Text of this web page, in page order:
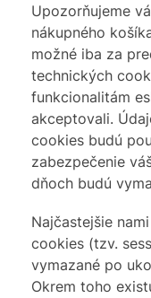
Upozorňujeme
nákupného
možné iba za
technických
funkcionalitám
akceptovali.
cookies budú
zabezpečenie
dňoch budú
Najčastejšie
cookies (tzv.
vymazané po
Okrem toho